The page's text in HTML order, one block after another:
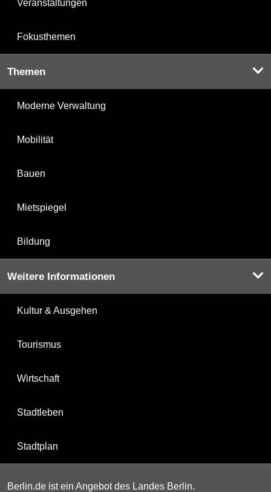
Veranstaltungen
Fokusthemen
Themen
Moderne Verwaltung
Mobilität
Bauen
Mietspiegel
Bildung
Weitere Informationen
Kultur & Ausgehen
Tourismus
Wirtschaft
Stadtleben
Stadtplan
Berlin.de ist ein Angebot des Landes Berlin.